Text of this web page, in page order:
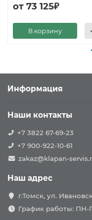
от 73 125₽
В корзину
Информация
Наши контакты
+7 3822 67-69-23
+7 900-922-10-61
zakaz@klapan-
Наш адрес
г.Томск, ул.
График работы: ПН-